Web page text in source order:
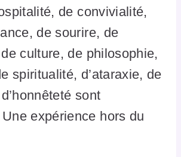
de convivialité,
de sourire, de
culture, de philosophie,
spiritualité, d’ataraxie, de
sont
expérience hors du